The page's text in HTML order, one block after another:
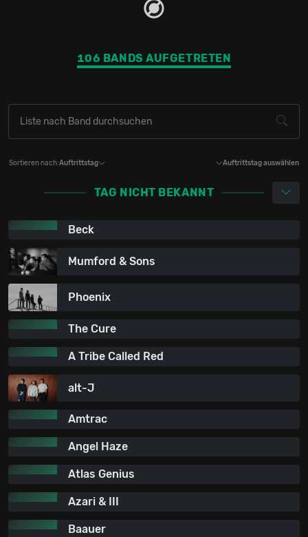
106 BANDS AUFGETRETEN
Sortieren nach:Auftrittstag Auftrittstag auswählen
TAG NICHT BEKANNT
Beck
Mumford & Sons
Phoenix
The Cure
A Tribe Called Red
alt-J
Amtrac
Angel Haze
Atlas Genius
Azari & III
Baauer